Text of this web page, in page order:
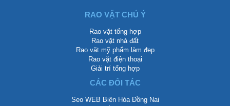
RAO VẶT CHÚ Ý
Rao vặt tổng hợp
Rao vặt nhà đất
Rao vặt mỹ phẩm làm đẹp
Rao vặt điện thoại
Giải trí tổng hợp
CÁC ĐỐI TÁC
Seo WEB Biên Hòa Đồng Nai